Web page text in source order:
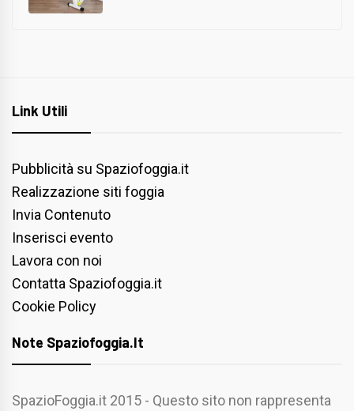
Link Utili
Pubblicità su Spaziofoggia.it
Realizzazione siti foggia
Invia Contenuto
Inserisci evento
Lavora con noi
Contatta Spaziofoggia.it
Cookie Policy
Note Spaziofoggia.it
SpazioFoggia.it 2015 - Questo sito non rappresenta